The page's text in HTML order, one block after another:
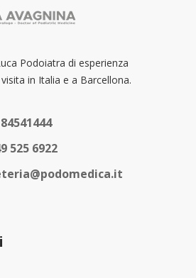
Podoiatra di esperienza
in Italia e a Barcellona.
525 6922